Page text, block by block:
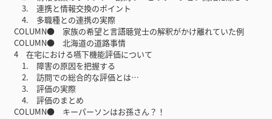
3. 連携と情報交換のポイント
4. 多職種との連携の実際
COLUMN● 家族の希望と言語聴覚士の解釈がかけ離れていた例
COLUMN● 北海道の道路事情
4 在宅における嚥下機能評価について
1. 障害の原因を把握する
2. 訪問での総合的な評価とは…
3. 評価の実際
4. 評価のまとめ
COLUMN● キーパーソンはお孫さん？！